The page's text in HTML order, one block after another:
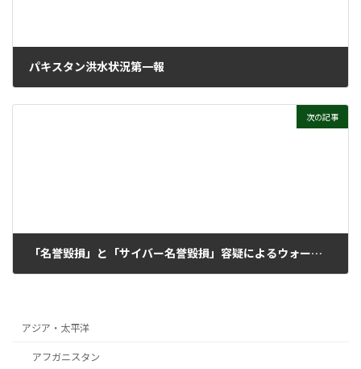
パキスタン洪水状況第一報
次の記事
「名誉毀損」と「サイバー名誉毀損」容疑によるウォールデン・ベロー訴追の最終的取り消しを
アジア・太平洋
アフガニスタン